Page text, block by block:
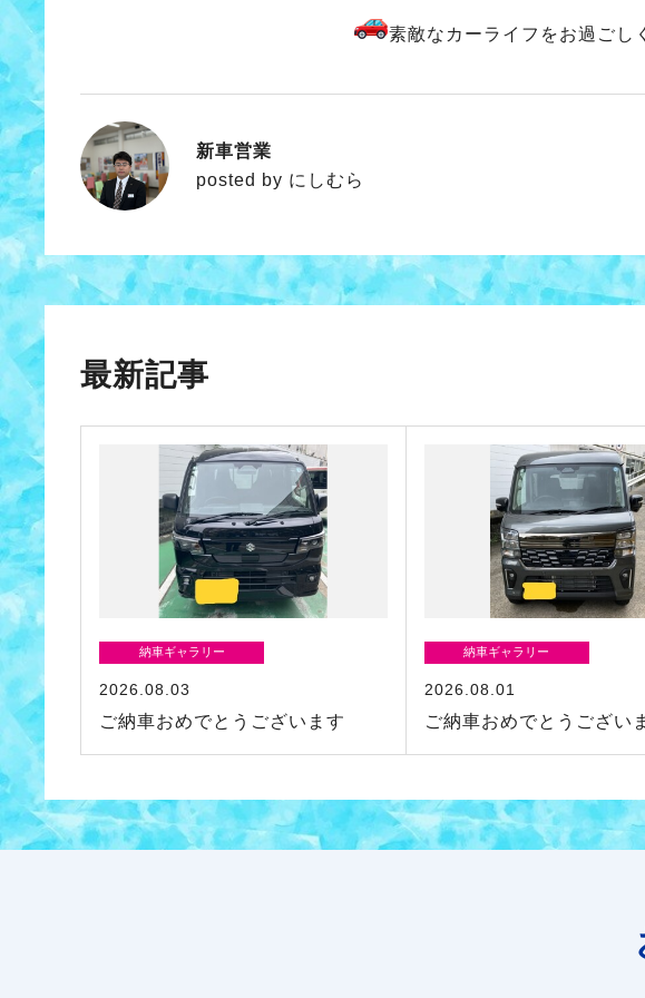
素敵なカーライフをお過ごし
にしむら
新車営業
posted by にしむら
最新記事
納車ギャラリー
2026.08.03
ご納車おめでとうございます
納車ギャラリー
2026.08.01
ご納車おめでとうござい